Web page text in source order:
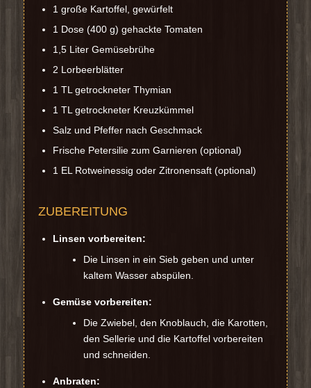
1 große Kartoffel, gewürfelt
1 Dose (400 g) gehackte Tomaten
1,5 Liter Gemüsebrühe
2 Lorbeerblätter
1 TL getrockneter Thymian
1 TL getrockneter Kreuzkümmel
Salz und Pfeffer nach Geschmack
Frische Petersilie zum Garnieren (optional)
1 EL Rotweinessig oder Zitronensaft (optional)
ZUBEREITUNG
Linsen vorbereiten:
Die Linsen in ein Sieb geben und unter
kaltem Wasser abspülen.
Gemüse vorbereiten:
Die Zwiebel, den Knoblauch, die Karotten,
den Sellerie und die Kartoffel vorbereiten
und schneiden.
Anbraten: